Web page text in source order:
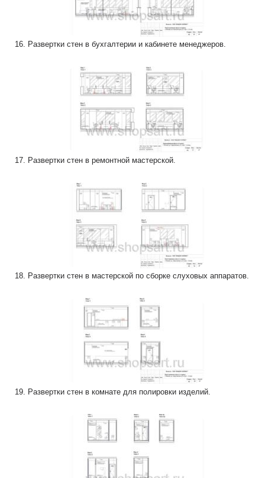
16. Развертки стен в бухгалтерии и кабинете менеджеров.
17. Развертки стен в ремонтной мастерской.
18. Развертки стен в мастерской по сборке слуховых аппаратов.
19. Развертки стен в комнате для полировки изделий.